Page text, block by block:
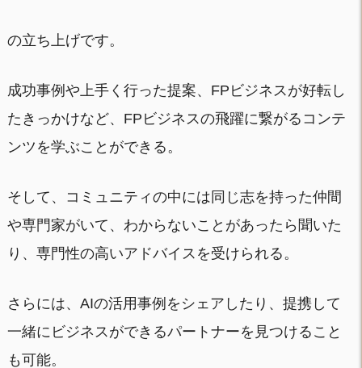
の立ち上げです。
成功事例や上手く行った提案、FPビジネスが好転し
たきっかけなど、FPビジネスの飛躍に繋がるコンテ
ンツを学ぶことができる。
そして、コミュニティの中には同じ志を持った仲間
や専門家がいて、わからないことがあったら聞いた
り、専門性の高いアドバイスを受けられる。
さらには、AIの活用事例をシェアしたり、提携して
一緒にビジネスができるパートナーを見つけること
も可能。